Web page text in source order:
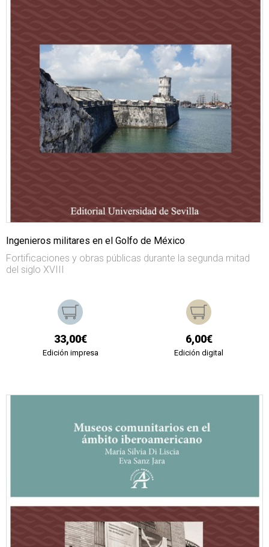
Ingenieros militares en el Golfo de México
Fortificaciones y obras públicas durante la segunda mitad
del siglo XVIII
33,00€
Edición impresa
6,00€
Edición digital